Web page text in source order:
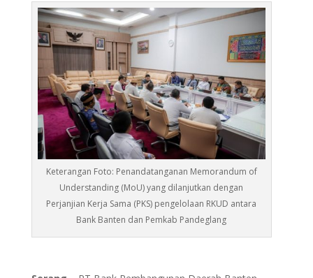
Keterangan Foto: Penandatanganan Memorandum of
Understanding (MoU) yang dilanjutkan dengan
Perjanjian Kerja Sama (PKS) pengelolaan RKUD antara
Bank Banten dan Pemkab Pandeglang